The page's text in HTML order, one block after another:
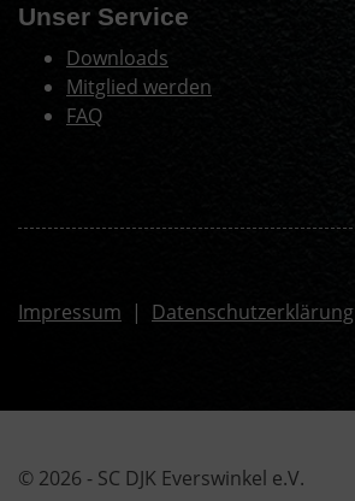
Unser Service
Downloads
Mitglied werden
FAQ
Impressum | Datenschutzerklärung
© 2026 - SC DJK Everswinkel e.V.